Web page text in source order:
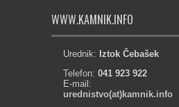
WWW.KAMNIK.INFO
Urednik: Iztok Čebašek
Telefon: 041 923 922
E-mail:
urednistvo(at)kamnik.info